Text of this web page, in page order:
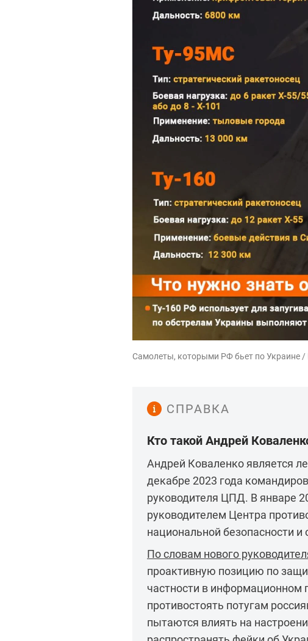
Самолеты, которыми РФ бьет по Украине /
СПРАВКА
Кто такой Андрей
Андрей Коваленко является
декабре 2023 года
руководителя ЦПД. В январе
руководителем Центра
национальной безопасности
По словам нового
проактивную позицию по
частности в информационном
противостоять потугам
пытаются влиять на